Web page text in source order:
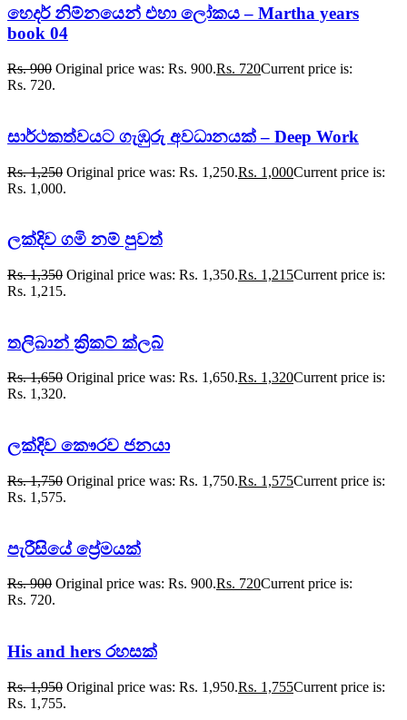
හෙදර් නිම්නයෙන් එහා ලෝකය – Martha years
book 04
Rs.900 Original price was: Rs. 900.Rs. 720Current price is:
Rs. 720.
සාර්ථකත්වයට ගැඹුරු අවධානයක් – Deep Work
Rs.1,250 Original price was: Rs. 1,250.Rs. 1,000Current price is:
Rs. 1,000.
ලක්දිව ගමි නම් පුවත්
Rs.1,350 Original price was: Rs. 1,350.Rs. 1,215Current price is:
Rs. 1,215.
තලිබාන් ක්‍රිකට් ක්ලබ්
Rs.1,650 Original price was: Rs. 1,650.Rs. 1,320Current price is:
Rs. 1,320.
ලක්දිව කෞරව ජනයා
Rs.1,750 Original price was: Rs. 1,750.Rs. 1,575Current price is:
Rs. 1,575.
පැරීසියේ ප්‍රේමයක්
Rs.900 Original price was: Rs. 900.Rs. 720Current price is:
Rs. 720.
His and hers රහසක්
Rs.1,950 Original price was: Rs. 1,950.Rs. 1,755Current price is:
Rs. 1,755.